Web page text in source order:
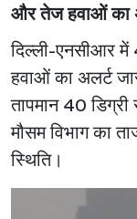
और तेज हवाओं का
दिल्ली-एनसीआर
हवाओं का अलर्ट
तापमान 40
मौसम विभाग का
स्थिति।